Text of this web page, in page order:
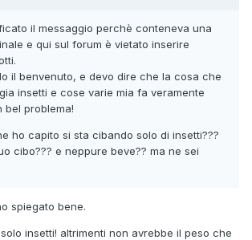
il messaggio perchè conteneva una
e qui sul forum è vietato inserire
il benvenuto, e devo dire che la cosa che
insetti e cose varie mia fa veramente
bel problema!
ho capito si sta cibando solo di insetti???
cibo??? e neppure beve?? ma ne sei
spiegato bene.
insetti! altrimenti non avrebbe il peso che